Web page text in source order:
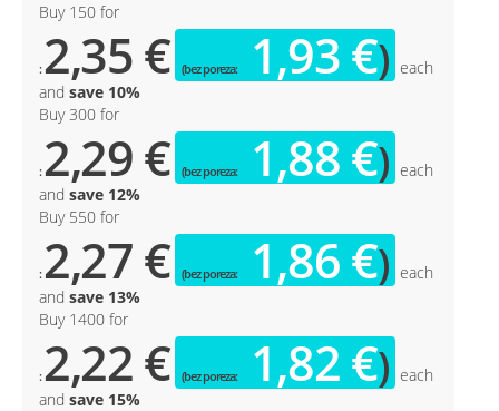
Buy 150 for
2,35 € 1,93 €
each
and save 10%
Buy 300 for
2,29 € 1,88 €
each
and save 12%
Buy 550 for
2,27 € 1,86 €
each
and save 13%
Buy 1400 for
2,22 € 1,82 €
each
and save 15%